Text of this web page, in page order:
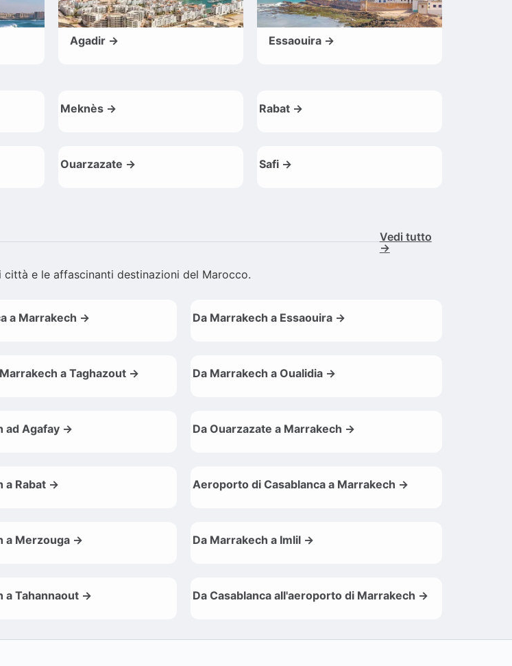
Agadir → Essaouira →
Meknès → Rabat →
Ouarzazate → Safi →
Vedi tutto
→
e le affascinanti destinazioni del Marocco.
a Marrakech → Da Marrakech a Essaouira →
a Taghazout → Da Marrakech a Oualidia →
ad Agafay → Da Ouarzazate a Marrakech →
a Rabat → Aeroporto di Casablanca a Marrakech →
a Merzouga → Da Marrakech a Imlil →
a Tahannaout → Da Casablanca all'aeroporto di Marrakech →